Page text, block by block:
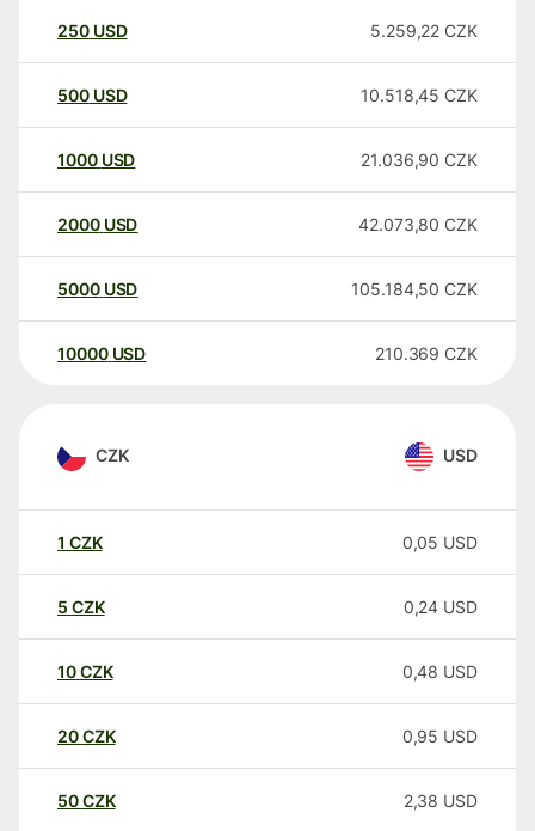
250 USD 5.259,22 CZK
500 USD 10.518,45 CZK
1000 USD 21.036,90 CZK
2000 USD 42.073,80 CZK
5000 USD 105.184,50 CZK
10000 USD 210.369 CZK
CZK USD
1 CZK 0,05 USD
5 CZK 0,24 USD
10CZK 0,48 USD
20CZK 0,95 USD
50CZK 2,38 USD